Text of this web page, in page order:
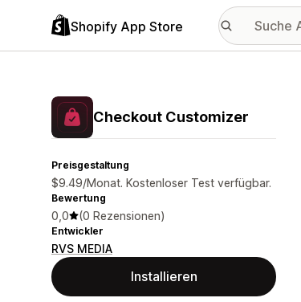
Shopify App Store
Checkout Customizer
Preisgestaltung
$9.49/Monat. Kostenloser Test verfügbar.
Bewertung
0,0 (0 Rezensionen)
Entwickler
RVS MEDIA
Installieren